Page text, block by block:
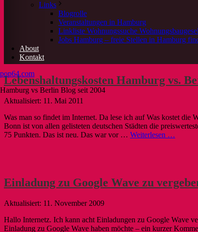
Links
Blogrolle
Veranstaltungen in Hamburg
Linkliste Wohnungssuche
Jobs Hamburg – freie Stellen in Hamburg
About
Kontakt
pop64.com
Hamburg vs Berlin Blog seit 2004
Lebenshaltungskosten Hamburg vs.
11. Mai 2011
Was man so findet im Internet. Da lese ich auf Was kostet die
Bonn ist von allen gelisteten deutschen Städten die
75 Punkten. Das ist neu. Das war vor … Weiterlesen …
Einladung zu Google Wave zu
11. November 2009
Hallo Internetz. Ich kann acht Einladungen zu Google Wave
Einladung zu Google Wave haben möchte – ein kurzer